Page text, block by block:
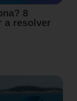
8
a resolver